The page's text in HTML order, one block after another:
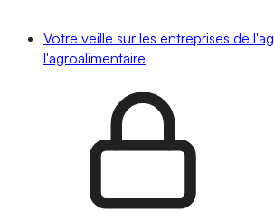
Votre veille sur les entreprises de
l'agroalimentaire